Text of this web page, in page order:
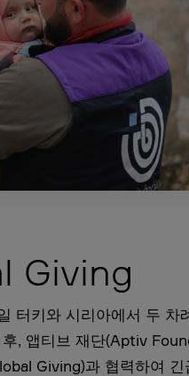
Giving
터키와 시리아에서 두 차
, 앱티브 재단(Aptiv
Giving)과 협력하여 긴